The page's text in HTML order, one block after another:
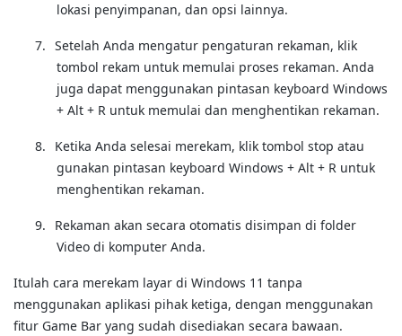
lokasi penyimpanan, dan opsi lainnya.
7. Setelah Anda mengatur pengaturan rekaman, klik
tombol rekam untuk memulai proses rekaman. Anda
juga dapat menggunakan pintasan keyboard Windows
+ Alt + R untuk memulai dan menghentikan rekaman.
8.
Ketika Anda selesai merekam, klik tombol stop atau
gunakan pintasan keyboard Windows + Alt + R untuk
menghentikan rekaman.
9.
Rekaman akan secara otomatis disimpan di folder
Video di komputer Anda.
Itulah cara merekam layar di Windows 11 tanpa
menggunakan aplikasi pihak ketiga, dengan menggunakan
fitur Game Bar yang sudah disediakan secara bawaan.